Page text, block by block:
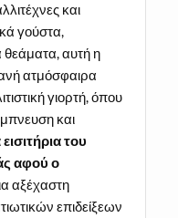
και
γούστα,
θεάματα, αυτή η
ατμόσφαιρα
γιορτή, όπου
και
του
αφού ο
αξέχαστη
επιδείξεων